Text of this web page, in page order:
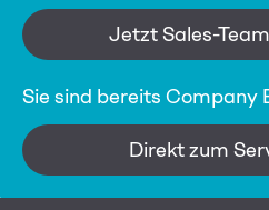
Jetzt Sales-
Sie sind bereits Company
Direkt zum